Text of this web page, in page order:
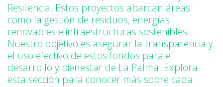
Resiliencia. Estos proyectos abarcan áreas
como la gestión de residuos, energías
renovables e infraestructuras sostenibles.
Nuestro objetivo es asegurar la transparencia y
el uso efectivo de estos fondos para el
desarrollo y bienestar de La Palma. Explora
esta sección para conocer más sobre cada